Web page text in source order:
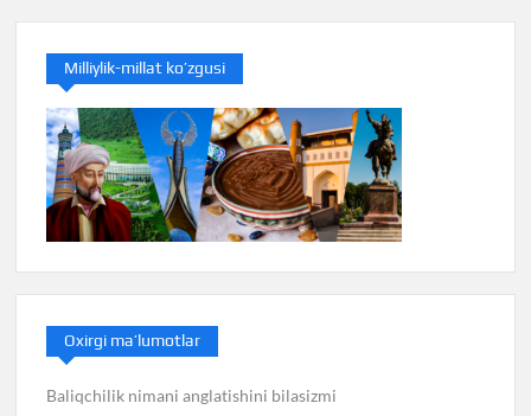
Milliylik-millat ko’zgusi
Oxirgi ma’lumotlar
Baliqchilik nimani anglatishini bilasizmi